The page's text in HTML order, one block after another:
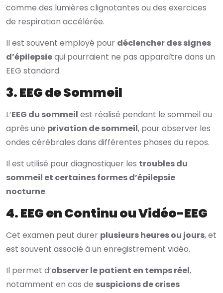
comme des lumières clignotantes ou des exercices
de respiration accélérée.
Il est souvent employé pour déclencher des signes
d’épilepsiequi pourraient ne pas apparaître dans un
EEG standard.
3. EEG de Sommeil
L’EEG du sommeil est réalisé pendant le sommeil ou
après une privation de sommeil, pour observer les
ondes cérébrales dans différentes phases du repos.
Il est utilisé pour diagnostiquer les troubles du
sommeil et certaines formes d’épilepsie
nocturne.
4. EEG en Continu ou Vidéo-EEG
Cet examen peut durer plusieurs heures ou jours, et
est souvent associé à un enregistrement vidéo.
Il permet d’observer le patient en temps réel,
notamment en cas de suspicions de crises